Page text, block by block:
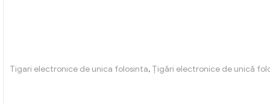
Tigari electronice de unica folosinta, Țigări electronice de unică